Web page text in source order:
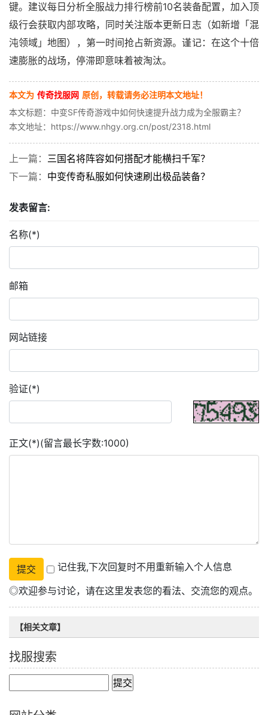
键。建议每日分析全服战力排行榜前10名装备配置，加入顶
级行会获取内部攻略，同时关注版本更新日志（如新增「混
沌领域」地图），第一时间抢占新资源。谨记：在这个十倍
速膨胀的战场，停滞即意味着被淘汰。
本文为 传奇找服网 原创，转载请务必注明本文地址！
本文标题：中变SF传奇游戏中如何快速提升战力成为全服霸主？
本文地址：https://www.nhgy.org.cn/post/2318.html
上一篇： 三国名将阵容如何搭配才能横扫千军？
下一篇： 中变传奇私服如何快速刷出极品装备？
发表留言:
名称(*)
邮箱
网站链接
验证(*)
正文(*)(留言最长字数:1000)
记住我,下次回复时不用重新输入个人信息
◎欢迎参与讨论，请在这里发表您的看法、交流您的观点。
【相关文章】
找服搜索